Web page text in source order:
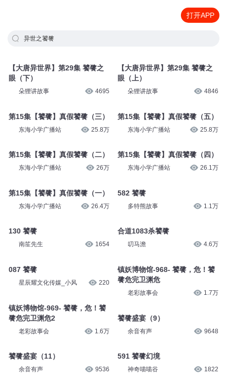
打开APP
异世之饕餮
【大唐异世界】第29集 饕餮之
眼（下）
朵狸讲故事 4695
第15集【饕餮】真假饕餮（三）
东海小学广播站 25.8万
第15集【饕餮】真假饕餮（二）
东海小学广播站 26万
第15集【饕餮】真假饕餮（一）
东海小学广播站 26.4万
130 饕餮
南笙先生 1654
087 饕餮
星辰耀文化传媒_小风 220
镇妖博物馆-969- 饕餮，危！饕
餮危完卫渊危2
老彩故事会 1.6万
饕餮盛宴（11）
余音有声 9536
【大唐异世界】第29集 饕餮之
眼（上）
朵狸讲故事 4846
第15集【饕餮】真假饕餮（五）
东海小学广播站 25.8万
第15集【饕餮】真假饕餮（四）
东海小学广播站 26.1万
582 饕餮
多特熊故事 1.1万
合道1083杀饕餮
叨马澹 4.6万
镇妖博物馆-968- 饕餮，危！饕
餮危完卫渊危
老彩故事会 1.7万
饕餮盛宴（9）
余音有声 9648
591 饕餮幻境
神奇喵喵谷 1822